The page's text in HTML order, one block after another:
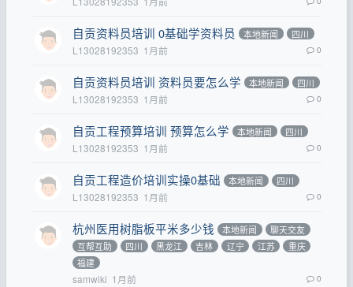
自贡资料员培训 0基础学资料员 本地新闻 四川
L13028192353 1月前 0
自贡资料员培训 资料员要怎么学 本地新闻 四川
L13028192353 1月前 0
自贡工程预算培训 预算怎么学 本地新闻 四川
L13028192353 1月前 0
自贡工程造价培训实操0基础 本地新闻 四川
L13028192353 1月前 0
杭州医用树脂板平米多少钱 本地新闻
聊天交友
互帮互助
四川 黑龙江 吉林 辽宁 江苏
重庆
福建
samwiki 1月前 0